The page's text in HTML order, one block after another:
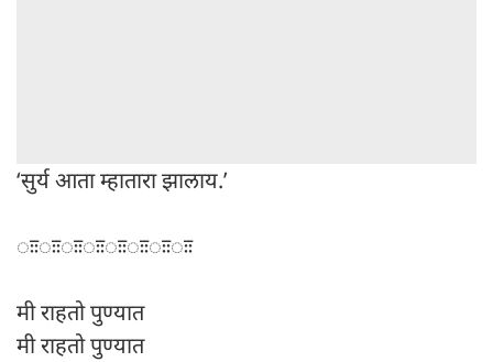
‘सुर्य आता म्हातारा झालाय.’
ःःःःःःःःःःःःःःःः
मी राहतो पुण्यात
मी राहतो पुण्यात